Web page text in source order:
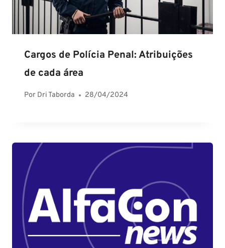
Cargos de Polícia Penal: Atribuições
de cada área
Por Dri Taborda 28/04/2024